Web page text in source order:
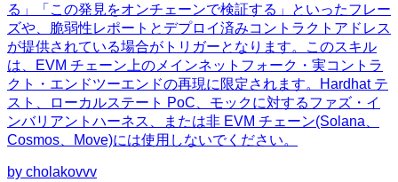
る」「この発見をオンチェーンで検証する」といったフレー
ズや、脆弱性レポートとデプロイ済みコントラクトアドレス
が提供されている場合がトリガーとなります。このスキル
は、EVM チェーン上のメインネットフォーク・実コントラ
クト・エンドツーエンドの再現に限定されます。Hardhat テ
スト、ローカルステート PoC、モックに対するファズ・イ
ンバリアントハーネス、または非 EVM チェーン(Solana、
Cosmos、Move)には使用しないでください。
by cholakovvv